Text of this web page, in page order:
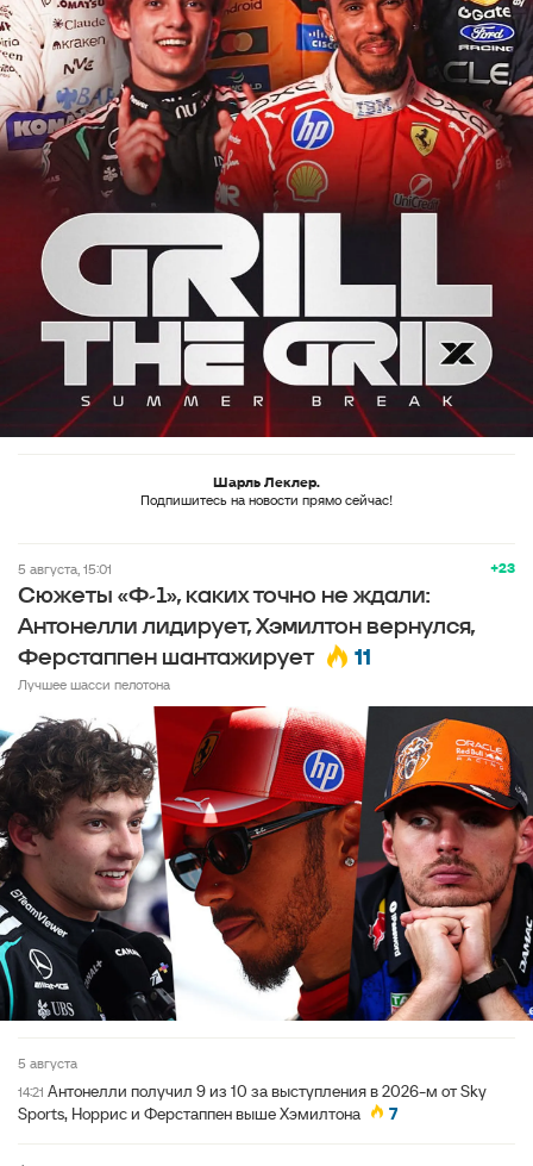
Шарль Леклер.
Подпишитесь на новости прямо сейчас!
+23
5 августа, 15:01
Сюжеты «Ф-1», каких точно не ждали:
Антонелли лидирует, Хэмилтон вернулся,
Ферстаппен шантажирует
11
Лучшее шасси пелотона
5 августа
14:21 Антонелли получил 9 из 10 за выступления в 2026-м от Sky
Sports, Норрис и Ферстаппен выше Хэмилтона
7